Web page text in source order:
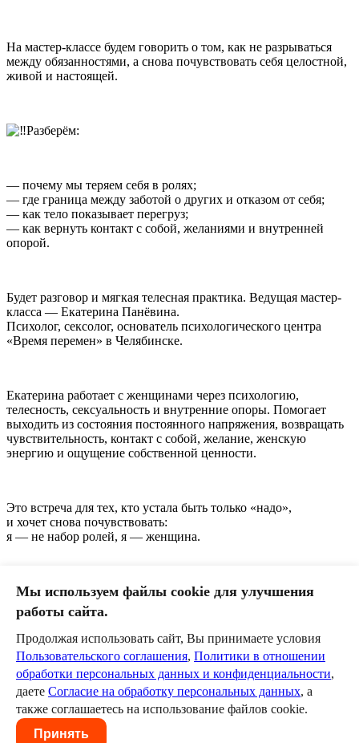
На мастер-классе будем говорить о том, как не разрываться
между обязанностями, а снова почувствовать себя целостной,
живой и настоящей.
Разберём:
— почему мы теряем себя в ролях;
— где граница между заботой о других и отказом от себя;
— как тело показывает перегруз;
— как вернуть контакт с собой, желаниями и внутренней
опорой.
Будет разговор и мягкая телесная практика. Ведущая мастер-
класса — Екатерина Панёвина.
Психолог, сексолог, основатель психологического центра
«Время перемен» в Челябинске.
Екатерина работает с женщинами через психологию,
телесность, сексуальность и внутренние опоры. Помогает
выходить из состояния постоянного напряжения, возвращать
чувствительность, контакт с собой, желание, женскую
энергию и ощущение собственной ценности.
Это встреча для тех, кто устала быть только «надо»,
и хочет снова почувствовать:
я — не набор ролей, я — женщина.
Запись по тел. 303-31-52
Оставить комментарий
Пожалуйста, авторизуйтесь, чтобы комментировать.
Пользовательское соглашение
обработки персональных данных
Мы используем файлы cookie для улучшения
работы сайта.
Продолжая использовать сайт, Вы принимаете условия
Пользовательского соглашения, Политики в отношении
обработки персональных данных и конфиденциальности,
даете Согласие на обработку персональных данных, а
также соглашаетесь на использование файлов cookie.
Принять